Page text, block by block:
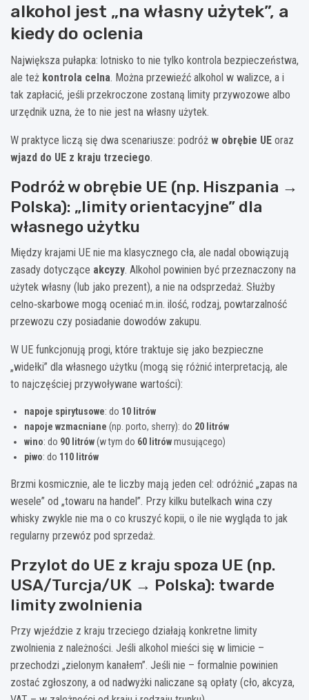
alkohol jest „na własny użytek”, a
kiedy do oclenia
Największa pułapka: lotnisko to nie tylko kontrola bezpieczeństwa,
ale też kontrola celna. Można przewieźć alkohol w walizce, a i
tak zapłacić, jeśli przekroczone zostaną limity przywozowe albo
urzędnik uzna, że to nie jest na własny użytek.
W praktyce liczą się dwa scenariusze: podróż w obrębie UE oraz
wjazd do UE z kraju trzeciego.
Podróż w obrębie UE (np. Hiszpania →
Polska): „limity orientacyjne” dla
własnego użytku
Między krajami UE nie ma klasycznego cła, ale nadal obowiązują
zasady dotyczące akcyzy. Alkohol powinien być przeznaczony na
użytek własny (lub jako prezent), a nie na odsprzedaż. Służby
celno‑skarbowe mogą oceniać m.in. ilość, rodzaj, powtarzalność
przewozu czy posiadanie dowodów zakupu.
W UE funkcjonują progi, które traktuje się jako bezpieczne
„widełki” dla własnego użytku (mogą się różnić interpretacją, ale
to najczęściej przywoływane wartości):
napoje spirytusowe: do 10 litrów
napoje wzmacniane (np. porto, sherry): do 20 litrów
wino: do 90 litrów(w tym do 60 litrówmusującego)
piwo: do 110 litrów
Brzmi kosmicznie, ale te liczby mają jeden cel: odróżnić „zapas na
wesele” od „towaru na handel”. Przy kilku butelkach wina czy
whisky zwykle nie ma o co kruszyć kopii, o ile nie wygląda to jak
regularny przewóz pod sprzedaż.
Przylot do UE z kraju spoza UE (np.
USA/Turcja/UK → Polska): twarde
limity zwolnienia
Przy wjeździe z kraju trzeciego działają konkretne limity
zwolnienia z należności. Jeśli alkohol mieści się w limicie –
przechodzi „zielonym kanałem”. Jeśli nie – formalnie powinien
zostać zgłoszony, a od nadwyżki naliczane są opłaty (cło, akcyza,